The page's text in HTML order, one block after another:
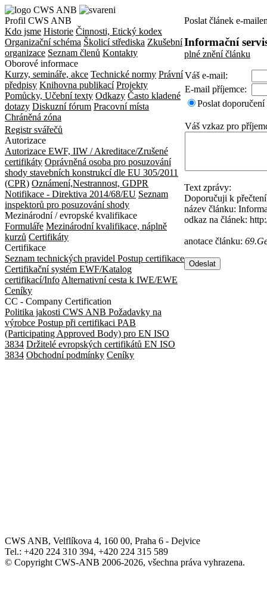
Profil CWS ANB
Kdo jsme Historie Činnosti, Etický kodex
Organizační schéma Školicí střediska Zkušební
organizace Seznam členů Kontakty
Oborové informace
Kurzy, semináře, akce Technické normy Právní
předpisy Knihovna publikací Projekty
Pomůcky, Učební texty Odkazy Často kladené
dotazy Diskuzní fórum Pracovní místa
Chráněná zóna
Registr svářečů
Autorizace
Autorizace EWF, IIW / Akreditace/Zrušené
certifikáty Oprávněná osoba pro posuzování
shody stavebních konstrukcí dle EU 305/2011
(CPR) Oznámení,Nestrannost, GDPR
Notifikace - Direktiva 2014/68/EU Seznam
inspektorů pro posuzování shody
Mezinárodní / evropské kvalifikace
Formuláře Mezinárodní kvalifikace, náplně
kurzů Certifikáty
Certifikace
Seznam technických pravidel Postup certifikace
Certifikační systém EWF/Katalog
certifikací/Info Alternativní cesta k IWE/EWE
Ceníky
CC - Company Certification
Politika jakosti CWS ANB Požadavky na
výrobce Postup při certifikaci PAB
(Participating Approved Body) pro EN ISO
3834 Držitelé evropských certifikátů EN ISO
3834 Obchodní podmínky Ceníky
Poslat článek e-
Informační
plné znění článku
Váš e-mail:
E-mail příjemce:
Poslat
Váš vzkaz pro
Text zprávy:
Doporučuji k
název článku:
odkaz na článek:
anotace článku:
CWS ANB, Velflíkova 4, 160 00, Praha 6 - Dejvice
Tel.: +420 224 310 394, +420 224 315 589
© Copyright CWS-ANB 2006-2026, všechna práva vyhrazena.